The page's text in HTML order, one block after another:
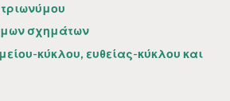
σχημάτων
κύκλου, ευθείας-κύκλου και